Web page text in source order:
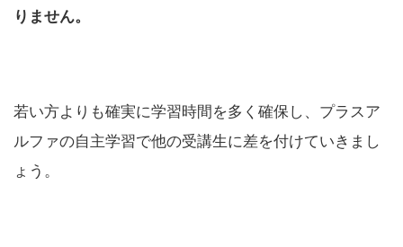
りません。
若い方よりも確実に学習時間を多く確保し、プラスア
ルファの自主学習で他の受講生に差を付けていきまし
ょう。